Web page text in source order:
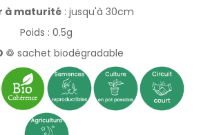
à maturité : jusqu'à 30cm
Poids : 0.5g
♲ sachet biodégradable